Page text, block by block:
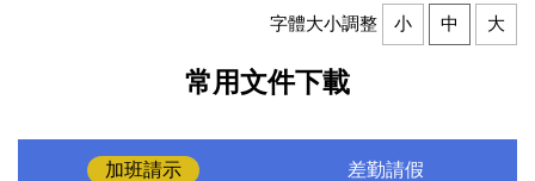
字體大小調整 小 中 大
常用文件下載
加班請示 差勤請假